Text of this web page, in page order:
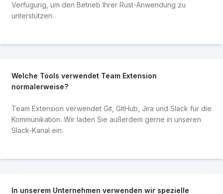
Verfügung, um den Betrieb Ihrer Rust-Anwendung zu
unterstützen.
Welche Tools verwendet Team Extension
normalerweise?
Team Extension verwendet Git, GitHub, Jira und Slack für die
Kommunikation. Wir laden Sie außerdem gerne in unseren
Slack-Kanal ein.
In unserem Unternehmen verwenden wir spezielle